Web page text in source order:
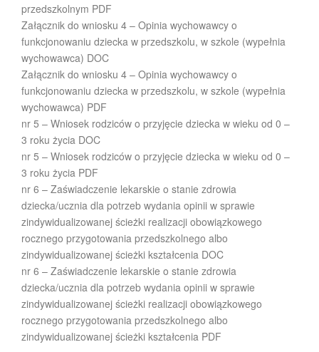
przedszkolnym PDF
Załącznik do wniosku 4 – Opinia wychowawcy o
funkcjonowaniu dziecka w przedszkolu, w szkole (wypełnia
wychowawca) DOC
Załącznik do wniosku 4 – Opinia wychowawcy o
funkcjonowaniu dziecka w przedszkolu, w szkole (wypełnia
wychowawca) PDF
nr 5 – Wniosek rodziców o przyjęcie dziecka w wieku od 0 –
3 roku życia DOC
nr 5 – Wniosek rodziców o przyjęcie dziecka w wieku od 0 –
3 roku życia PDF
nr 6 – Zaświadczenie lekarskie o stanie zdrowia
dziecka/ucznia dla potrzeb wydania opinii w sprawie
zindywidualizowanej ścieżki realizacji obowiązkowego
rocznego przygotowania przedszkolnego albo
zindywidualizowanej ścieżki kształcenia DOC
nr 6 – Zaświadczenie lekarskie o stanie zdrowia
dziecka/ucznia dla potrzeb wydania opinii w sprawie
zindywidualizowanej ścieżki realizacji obowiązkowego
rocznego przygotowania przedszkolnego albo
zindywidualizowanej ścieżki kształcenia PDF